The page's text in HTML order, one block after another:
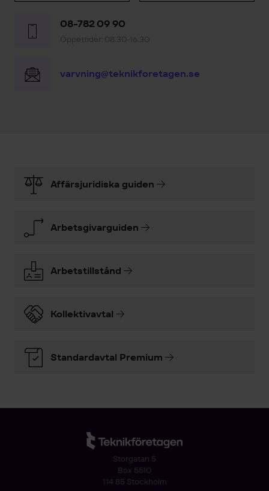
08-782 09 90
Öppettider: 08.30-16.30
varvning@teknikforetagen.se
Affärsjuridiska guiden
Arbetsgivarguiden
Arbetstillstånd
Kollektivavtal
Standardavtal Premium
Storgatan 5
Box 5510
114 85 Stockholm